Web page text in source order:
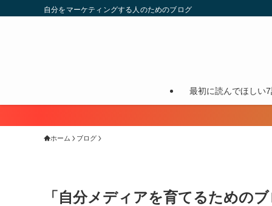
自分をマーケティングする人のためのブログ
最初に読んでほしい
ホーム ブログ
「自分メディアを育てるための